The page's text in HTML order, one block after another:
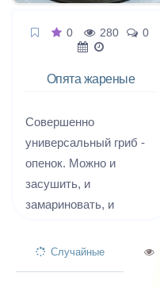
0 280 0
Опята жареные
Совершенно
универсальный гриб -
опенок. Можно и
засушить, и
замариновать, и
будет вкусно.
Случайные